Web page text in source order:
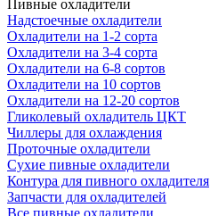
Пивные охладители
Надстоечные охладители
Охладители на 1-2 сорта
Охладители на 3-4 сорта
Охладители на 6-8 сортов
Охладители на 10 сортов
Охладители на 12-20 сортов
Гликолевый охладитель ЦКТ
Чиллеры для охлаждения
Проточные охладители
Сухие пивные охладители
Контура для пивного охладителя
Запчасти для охладителей
Все пивные охладители